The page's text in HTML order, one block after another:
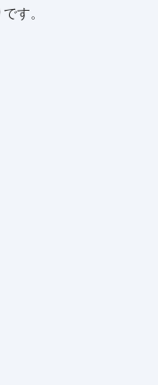
す。